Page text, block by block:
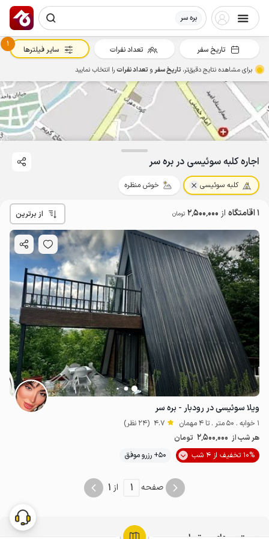
بره سر
4.7
اجاره کلبه سوئیسی در بره سر
کلبه سوئیسی خوش منظره
1 اقامتگاه از 2٬500٬000 تومان از برترین
ویلا سوئیسی در رودبار - بره سر
1 خوابه . 50 متر . تا 4 مهمان 4.7 (24 نظر)
هر شب از 2٬500٬000 تومان
10% تخفیف از 4 شب
50+ رزرو موفق
صفحه 1 از 1
تاریخ سفر تعداد نفرات
1
سایر فیلترها
برای مشاهده نتایج دقیق‌تر، تاریخ سفرو تعداد نفراترا انتخاب نمایید